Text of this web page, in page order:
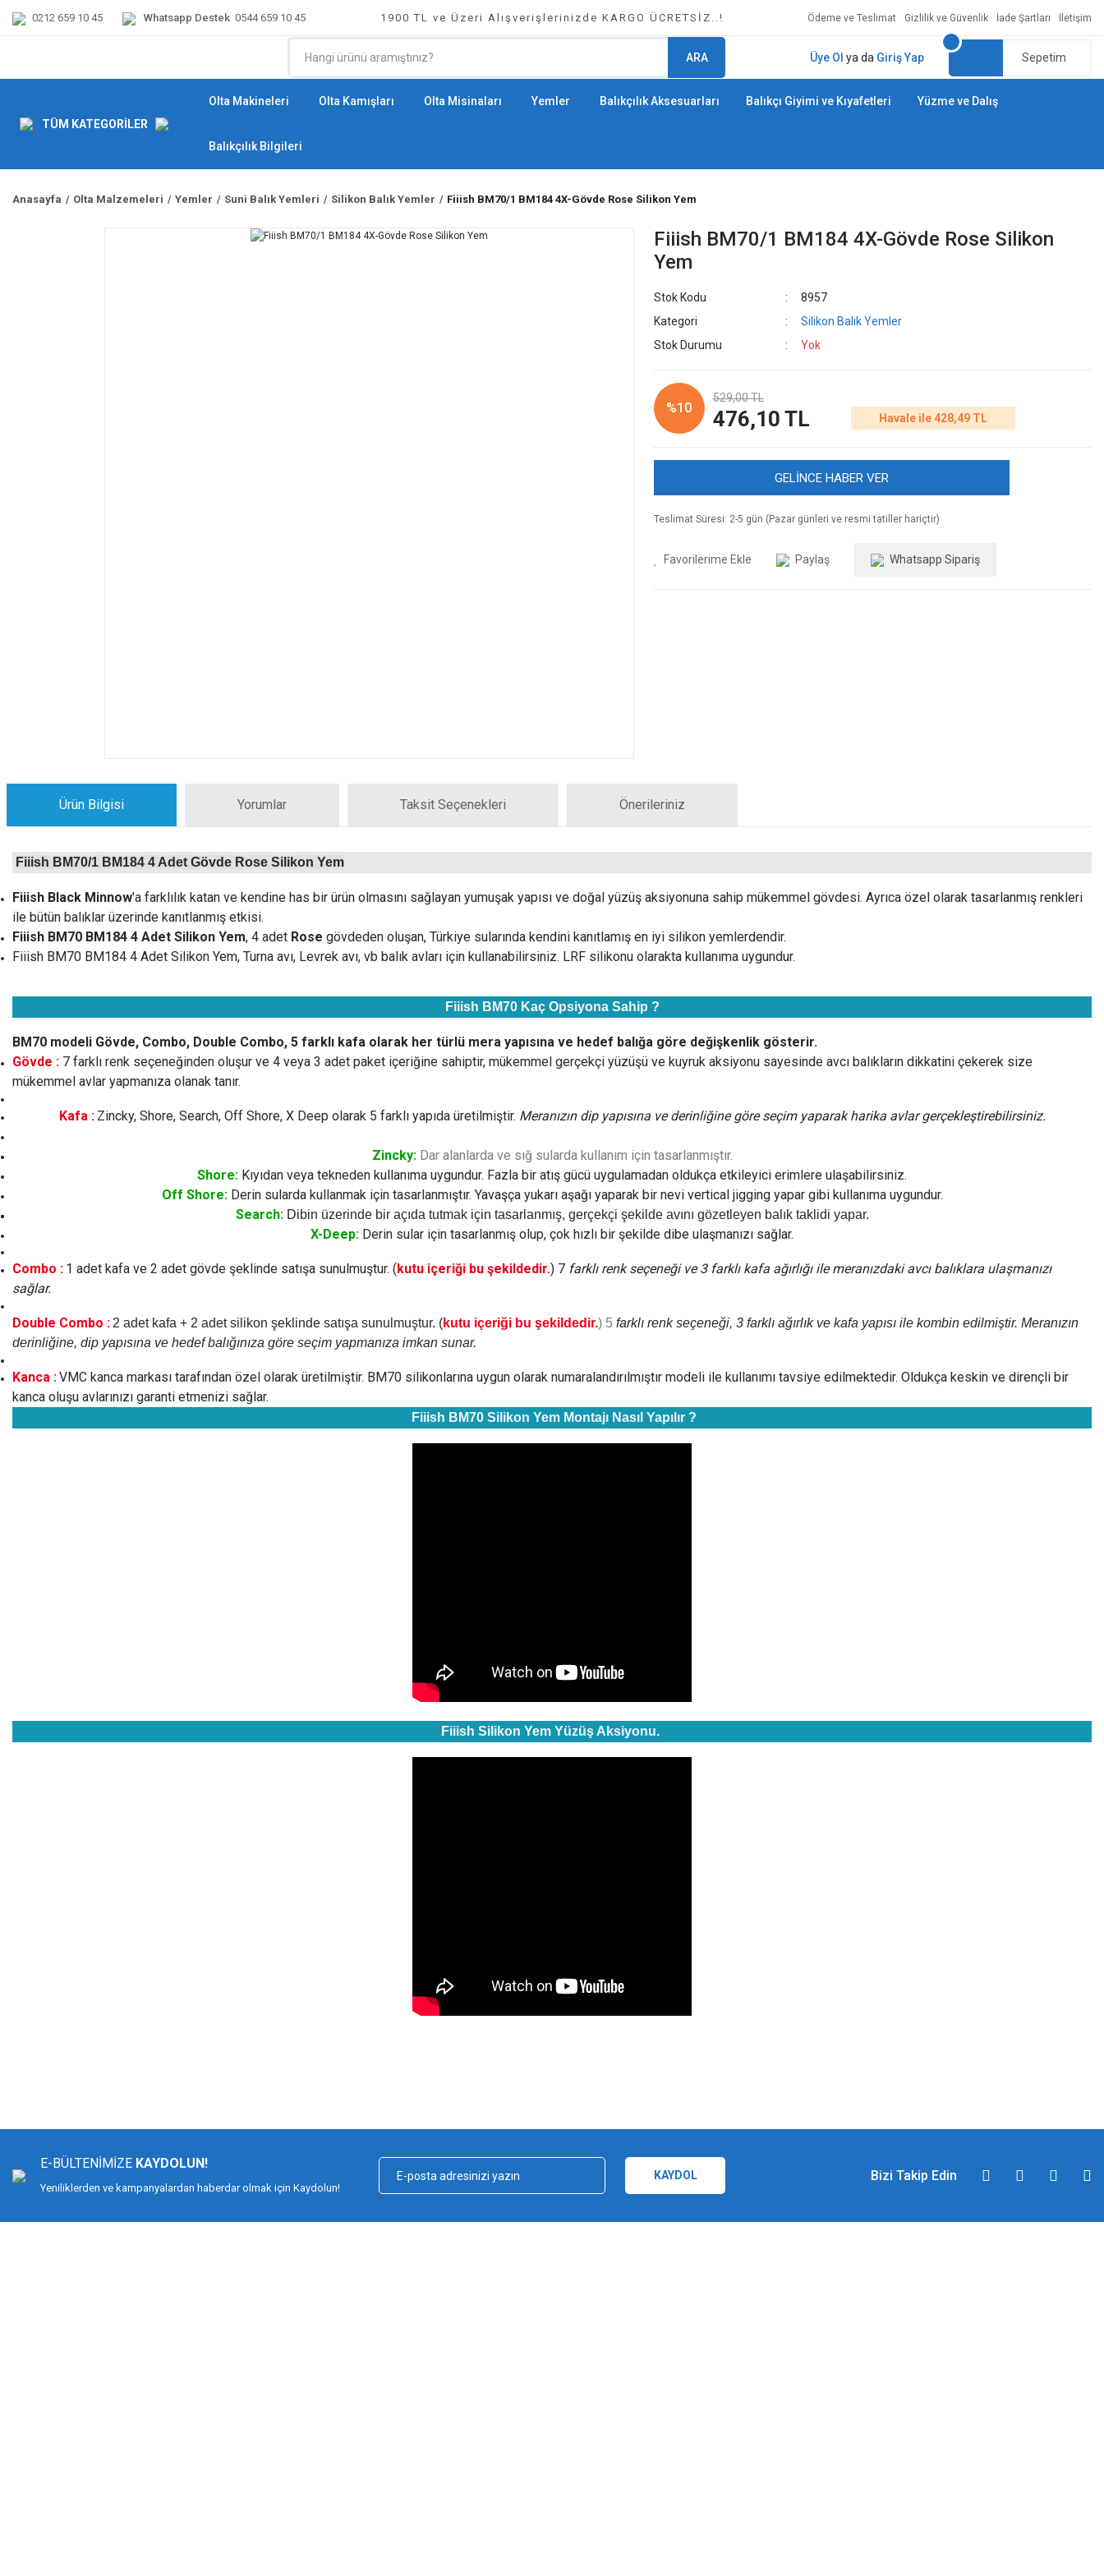
0212 659 10 45 Whatsapp Destek 0544 659 10 45 1900 TL ve Üzeri Alışverişlerinizde KARGO ÜCRETSİZ..! Ödeme ve Teslimat Gizlilik ve Güvenlik İade Şartları İletişim
ARA Üye Ol ya da Giriş Yap Sepetim
TÜM KATEGORİLER
Olta Makineleri Olta Kamışları Olta Misinaları Yemler Balıkçılık Aksesuarları Balıkçı Giyimi ve Kıyafetleri Yüzme ve Dalış
Balıkçılık Bilgileri
Anasayfa Olta Malzemeleri Yemler Suni Balık Yemleri Silikon Balık Yemler Fiiish BM70/1 BM184 4X-Gövde Rose Silikon Yem
Fiiish BM70/1 BM184 4X-Gövde Rose Silikon
Yem
Stok Kodu
8957
Kategori
Silikon Balık Yemler
Stok Durumu
Yok
%10
529,00 TL
476,10 TL Havale ile 428,49 TL
GELİNCE HABER VER
Teslimat Süresi: 2-5 gün (Pazar günleri ve resmi tatiller hariçtir)
Paylaş Whatsapp Sipariş
Ürün Bilgisi Yorumlar Taksit Seçenekleri Önerileriniz
Fiiish BM70/1 BM184 4 Adet Gövde Rose Silikon Yem
Fiiish Black Minnow'a farklılık katan ve kendine has bir ürün olmasını sağlayan yumuşak yapısı ve doğal yüzüş aksiyonuna sahip mükemmel gövdesi. Ayrıca özel olarak tasarlanmış renkleri
ile bütün balıklar üzerinde kanıtlanmış etkisi.
Fiiish BM70 BM184 4 Adet Silikon Yem, 4 adet Rose gövdeden oluşan, Türkiye sularında kendini kanıtlamış en iyi silikon yemlerdendir.
Fiiish BM70 BM184 4 Adet Silikon Yem, Turna avı, Levrek avı, vb balık avları için kullanabilirsiniz. LRF silikonu olarakta kullanıma uygundur.
Fiiish BM70 Kaç Opsiyona Sahip ?
BM70 modeli Gövde, Combo, Double Combo, 5 farklı kafa olarak her türlü mera yapısına ve hedef balığa göre değişkenlik gösterir.
Gövde : 7 farklı renk seçeneğinden oluşur ve 4 veya 3 adet paket içeriğine sahiptir, mükemmel gerçekçi yüzüşü ve kuyruk aksiyonu sayesinde avcı balıkların dikkatini çekerek size
mükemmel avlar yapmanıza olanak tanır.
Kafa : Zincky, Shore, Search, Off Shore, X Deep olarak 5 farklı yapıda üretilmiştir. Meranızın dip yapısına ve derinliğine göre seçim yaparak harika avlar gerçekleştirebilirsiniz.
Zincky:Dar alanlarda ve sığ sularda kullanım için tasarlanmıştır.
Shore: Kıyıdan veya tekneden kullanıma uygundur. Fazla bir atış gücü uygulamadan oldukça etkileyici erimlere ulaşabilirsiniz.
Off Shore:Derin sularda kullanmak için tasarlanmıştır. Yavaşça yukarı aşağı yaparak bir nevi vertical jigging yapar gibi kullanıma uygundur.
Search: Dibin üzerinde bir açıda tutmak için tasarlanmış, gerçekçi şekilde avını gözetleyen balık taklidi yapar.
X-Deep: Derin sular için tasarlanmış olup, çok hızlı bir şekilde dibe ulaşmanızı sağlar.
Combo : 1 adet kafa ve 2 adet gövde şeklinde satışa sunulmuştur. (kutu içeriği bu şekildedir.) 7 farklı renk seçeneği ve 3 farklı kafa ağırlığı ile meranızdaki avcı balıklara ulaşmanızı
sağlar.
Double Combo : 2 adet kafa + 2 adet silikon şeklinde satışa sunulmuştur. (kutu içeriği bu şekildedir.) 5 farklı renk seçeneği, 3 farklı ağırlık ve kafa yapısı ile kombin edilmiştir. Meranızın
derinliğine, dip yapısına ve hedef balığınıza göre seçim yapmanıza imkan sunar.
Kanca :VMC kanca markası tarafından özel olarak üretilmiştir. BM70 silikonlarına uygun olarak numaralandırılmıştır modeli ile kullanımı tavsiye edilmektedir. Oldukça keskin ve dirençli bir
kanca oluşu avlarınızı garanti etmenizi sağlar.
Fiiish BM70 Silikon Yem Montajı Nasıl Yapılır ?
Fiiish Silikon Yem Yüzüş Aksiyonu.
Ürün açıklamasında eksik bilgiler bulunuyor.
E-BÜLTENİMİZE KAYDOLUN!
Yeniliklerden ve kampanyalardan haberdar olmak için Kaydolun!
KAYDOL Bizi Takip Edin